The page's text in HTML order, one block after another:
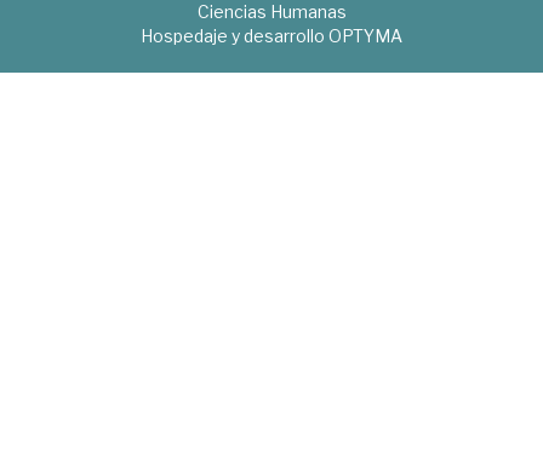
Ciencias Humanas
Hospedaje y desarrollo OPTYMA